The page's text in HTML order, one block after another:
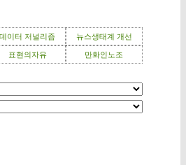
데이터 저널리즘 뉴스생태계 개선
표현의자유 만화인노조